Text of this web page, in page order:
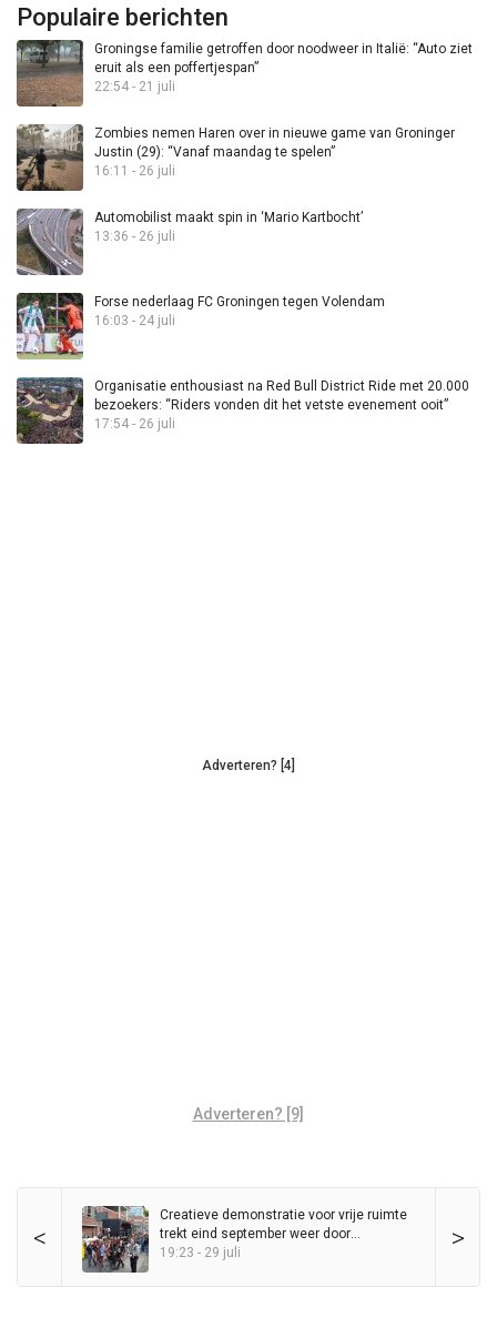
Populaire berichten
Groningse familie getroffen door noodweer in Italië: “Auto ziet
eruit als een poffertjespan”
22:54 - 21 juli
Zombies nemen Haren over in nieuwe game van Groninger
Justin (29): “Vanaf maandag te spelen”
16:11 - 26 juli
Automobilist maakt spin in ‘Mario Kartbocht’
13:36 - 26 juli
Forse nederlaag FC Groningen tegen Volendam
16:03 - 24 juli
Organisatie enthousiast na Red Bull District Ride met 20.000
bezoekers: “Riders vonden dit het vetste evenement ooit”
17:54 - 26 juli
Adverteren? [4]
Adverteren? [9]
< >
Creatieve demonstratie voor vrije ruimte
trekt eind september weer door
binnenstad
19:23 - 29 juli